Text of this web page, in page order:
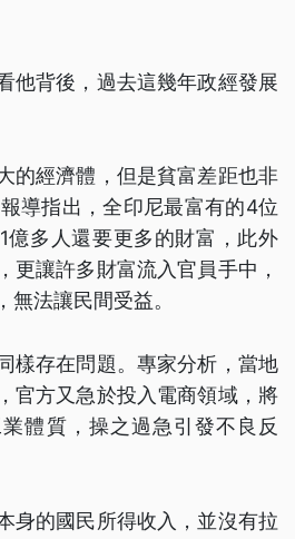
他背後，過去這幾年政經發展
的經濟體，但是貧富差距也非
導指出，全印尼最富有的4位
億多人還要更多的財富，此外
更讓許多財富流入官員手中，
法讓民間受益。
樣存在問題。專家分析，當地
官方又急於投入電商領域，將
體質，操之過急引發不良反
身的國民所得收入，並沒有拉